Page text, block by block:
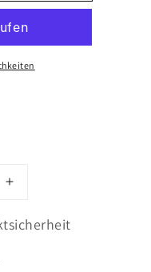
Erhöhe
Menge